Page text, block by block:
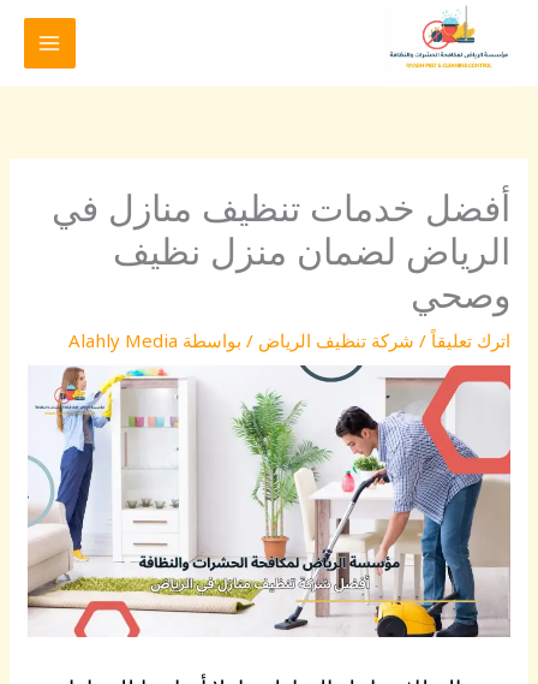
المحتوى
أفضل خدمات تنظيف منازل في
الرياض لضمان منزل نظيف
وصحي
اترك تعليقاً / شركة تنظيف الرياض / بواسطة Alahly Media